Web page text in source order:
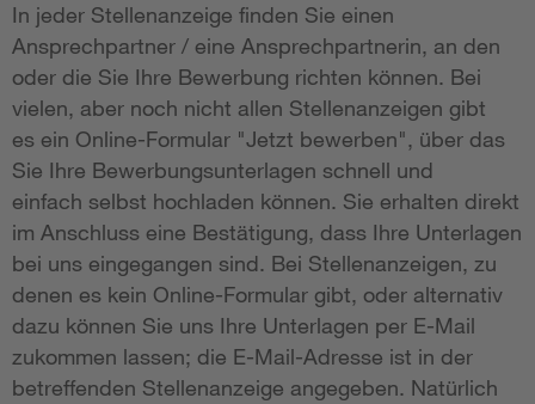
In jeder Stellenanzeige finden Sie einen
Ansprechpartner / eine Ansprechpartnerin, an den
oder die Sie Ihre Bewerbung richten können. Bei
vielen, aber noch nicht allen Stellenanzeigen gibt
es ein Online-Formular "Jetzt bewerben", über das
Sie Ihre Bewerbungsunterlagen schnell und
einfach selbst hochladen können. Sie erhalten direkt
im Anschluss eine Bestätigung, dass Ihre Unterlagen
bei uns eingegangen sind. Bei Stellenanzeigen, zu
denen es kein Online-Formular gibt, oder alternativ
dazu können Sie uns Ihre Unterlagen per E-Mail
zukommen lassen; die E-Mail-Adresse ist in der
betreffenden Stellenanzeige angegeben. Natürlich